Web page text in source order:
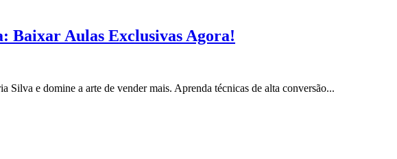
Aulas Exclusivas Agora!
e domine a arte de vender mais. Aprenda técnicas de alta conversão...